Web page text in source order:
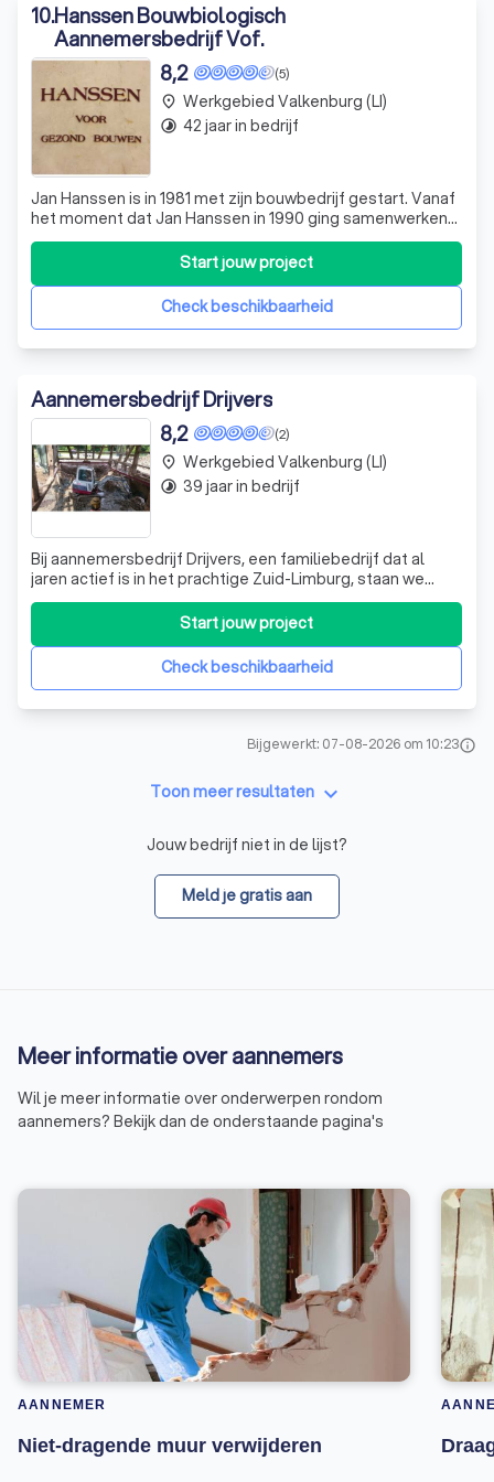
4. Uitvoering
De aannemer regelt het hele proces. Denk aan het aanvragen
van vergunningen, het leveren van de materialen en het
aansturen van eventuele onderaannemers zoals loodgieters,
elektriciens of stukadoors. De aannemer vormt jouw vaste
aanspreekpunt en houdt je regelmatig op de hoogte van de
voortgang.
5. Oplevering
Is het project afgerond, dan volgt een laatste controle.
Samen met de aannemer loop je het resultaat na en
bespreek je eventuele opleverpunten. Pas als alles naar wens
is, wordt het project officieel opgeleverd.
10.Hanssen Bouwbiologisch
Aannemersbedrijf Vof.
(5)
8,2
Jan Hanssen is in 1981 met zijn bouwbedrijf gestart. Vanaf
het moment dat Jan Hanssen in 1990 ging samenwerken
met Resi Klein ( ing. Bouwkunde) specialiseerde ons
bedrijf zich in gezond bouwen. Niet alleen met
mensvriendelijke bouwmaterialen en technische
installaties, maar ook door het zoeken naar
Check beschikbaarheid
Start jouw project
place Werkgebied Valkenburg (LI)
timelapse 42 jaar in bedrijf
Aannemersbedrijf Drijvers
(2)
8,2
Bij aannemersbedrijf Drijvers, een familiebedrijf dat al
jaren actief is in het prachtige Zuid-Limburg, staan we
klaar om uw bouwdromen te verwezenlijken. Wij
onderscheiden ons door onze expertise in houtbouw, met
een bijzondere focus op vakwerkbouw. Of het nu gaat om
een verbouwing, restauratie of
Check beschikbaarheid
Start jouw project
place Werkgebied Valkenburg (LI)
timelapse 39 jaar in bedrijf
Bijgewerkt: 07-08-2026 om 10:23info
Toon meer resultaten keyboard_arrow_down
Jouw bedrijf niet in de lijst?
Meld je gratis aan
Meer informatie over aannemers
Wil je meer informatie over onderwerpen rondom
aannemers? Bekijk dan de onderstaande pagina's
AANNEMER
Niet-dragende muur verwijderen